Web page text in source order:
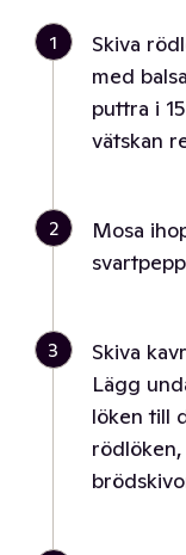
1
Skiva
med
puttra i
vätskan
2
Mosa
3
Skiva
Lägg
löken till